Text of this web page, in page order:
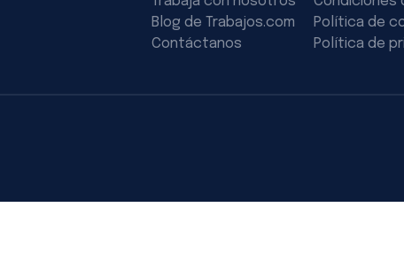
Blog de Trabajos.com
Contáctanos
Política de
Política de